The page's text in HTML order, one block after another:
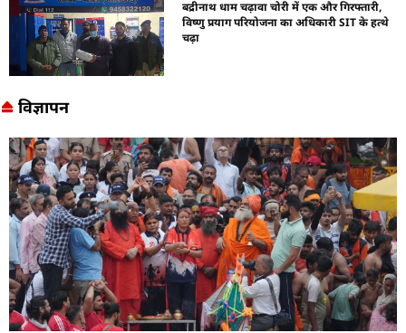
बद्रीनाथ धाम चढ़ावा चोरी में एक और गिरफ्तारी,
विष्णु प्रयाग परियोजना का अधिकारी SIT के हत्थे
चढ़ा
विज्ञापन